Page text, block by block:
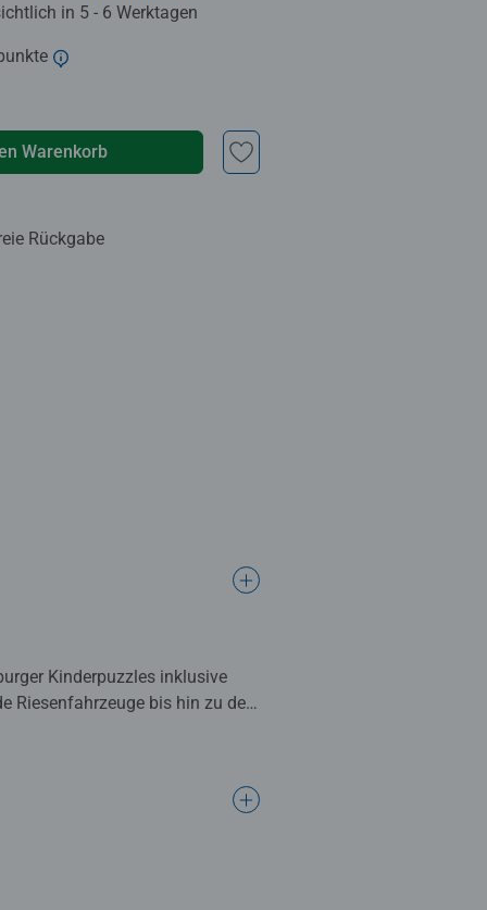
in 5 - 6 Werktagen
Warenkorb
Rückgabe
Kinderpuzzles inklusive
Riesenfahrzeuge bis hin zu den
wachsen, erhöhen ihre